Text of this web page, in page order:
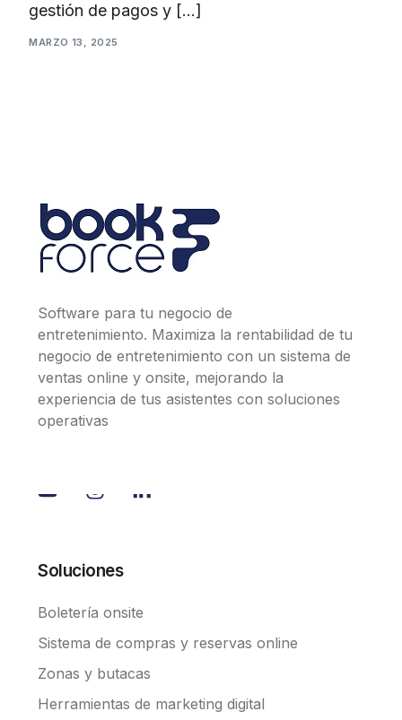
gestión de pagos y […]
MARZO 13, 2025
Software para tu negocio de
entretenimiento. Maximiza la rentabilidad de tu
negocio de entretenimiento con un sistema de
ventas online y onsite, mejorando la
experiencia de tus asistentes con soluciones
operativas
Soluciones
Boletería onsite
Sistema de compras y reservas online
Zonas y butacas
Herramientas de marketing digital